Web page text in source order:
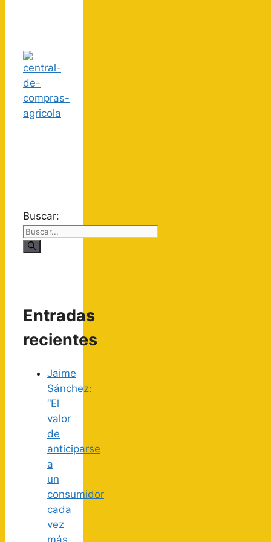
Buscar:
Entradas
recientes
Jaime
Sánchez:
“El
valor
de
anticiparse
a
un
consumidor
cada
vez
más